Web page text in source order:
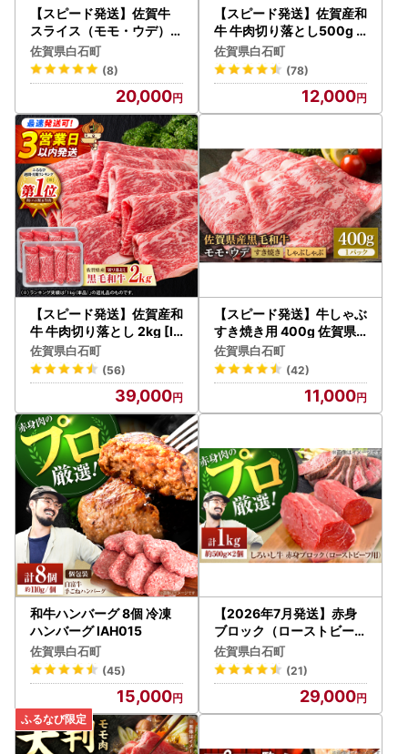
込みのキャンセルはご対応いたしかねます。
【偽サイトにご注意ください！】
ふるさと納税サイトの画像や返礼品名を不正に使用し、掲載
している悪質なサイトがございます。
ふるさと納税は「寄附」ですので、申し込み金額を値引きす
ることはありません。
値引き表示されているものなどは詐欺サイトになります。十
分に注意してください。
【ふるさと納税の対象となる地方団体の指定について】
白石町は令和7年9月26日付総務大臣通知「ふるさと納税の
対象となる地方団体の指定について（通知）」にて、地方税
法（昭和25年法律第226号）第37条の2第2項及び第314条の
7第2項の規定に基づき、ふるさと納税の対象となる地方団体
として指定されました。
指定対象期間は、令和7年10月1日から令和8年9月30日まで
です。
【一時所得について】
ふるさと納税でお送りする御礼品については、税制上の一時
所得に該当します。
一時所得は、年間50万円を超える場合に、超えた額につい
て課税対象となりますのでご注意ください。
※詳しくは国税庁ホームページをご参照ください。
参照先：法第34条《一時所得》関係
ーーーーーーーーーーーーーーーーーーーーーーーー
■白石町ふるさと納税サポート室
TEL：050-8885-0488
受付時間：9:00～17:30
(土曜日・日曜日・祝日及び12月29日～1月3日を除く)
メール：shiroishi@steamship.co.jp
※お名前に旧字体または機種依存文字などが含まれている場
合、当町からお送りするメールにおいて、
システム上一部のメールソフトにて文字化けが発生する可能
性がございます。
何卒ご了承ください。
【スピード発送】佐賀牛
スライス（モモ・ウデ）7
00g [IAG032] 牛肉スラ
イス
佐賀県白石町
(8)
20,000
【スピード発送】佐賀産和
牛 牛肉切り落とし500g [I
AG001] 牛肉切り落とし
佐賀県白石町
(78)
12,000
【スピード発送】佐賀産和
牛 牛肉切り落とし 2kg [IA
G003] 牛肉切り落とし
佐賀県白石町
(56)
39,000
【スピード発送】牛しゃぶ
すき焼き用 400g 佐賀県
産黒毛和牛[IAG005] シャ
ブシャブ
佐賀県白石町
(42)
11,000
和牛ハンバーグ 8個 冷凍
ハンバーグ IAH015
佐賀県白石町
(45)
15,000
【2026年7月発送】赤身
ブロック（ローストビーフ
用） 1kg / 牛肉ブロック [I
AH007]
佐賀県白石町
(21)
29,000